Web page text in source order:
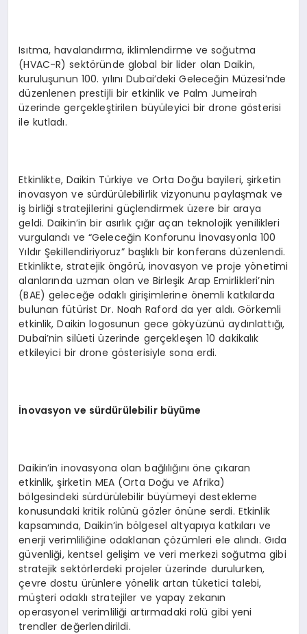
Isıtma, havalandırma, iklimlendirme ve soğutma
(HVAC-R) sektöründe global bir lider olan Daikin,
kuruluşunun 100. yılını Dubai’deki Geleceğin Müzesi’nde
düzenlenen prestijli bir etkinlik ve Palm Jumeirah
üzerinde gerçekleştirilen büyüleyici bir drone gösterisi
ile kutladı.
Etkinlikte, Daikin Türkiye ve Orta Doğu bayileri, şirketin
inovasyon ve sürdürülebilirlik vizyonunu paylaşmak ve
iş birliği stratejilerini güçlendirmek üzere bir araya
geldi. Daikin’in bir asırlık çığır açan teknolojik yenilikleri
vurgulandı ve “Geleceğin Konforunu İnovasyonla 100
Yıldır Şekillendiriyoruz” başlıklı bir konferans düzenlendi.
Etkinlikte, stratejik öngörü, inovasyon ve proje yönetimi
alanlarında uzman olan ve Birleşik Arap Emirlikleri’nin
(BAE) geleceğe odaklı girişimlerine önemli katkılarda
bulunan fütürist Dr. Noah Raford da yer aldı. Görkemli
etkinlik, Daikin logosunun gece gökyüzünü aydınlattığı,
Dubai’nin silüeti üzerinde gerçekleşen 10 dakikalık
etkileyici bir drone gösterisiyle sona erdi.
İnovasyon ve sürdürülebilir büyüme
Daikin’in inovasyona olan bağlılığını öne çıkaran
etkinlik, şirketin MEA (Orta Doğu ve Afrika)
bölgesindeki sürdürülebilir büyümeyi destekleme
konusundaki kritik rolünü gözler önüne serdi. Etkinlik
kapsamında, Daikin’in bölgesel altyapıya katkıları ve
enerji verimliliğine odaklanan çözümleri ele alındı. Gıda
güvenliği, kentsel gelişim ve veri merkezi soğutma gibi
stratejik sektörlerdeki projeler üzerinde durulurken,
çevre dostu ürünlere yönelik artan tüketici talebi,
müşteri odaklı stratejiler ve yapay zekanın
operasyonel verimliliği artırmadaki rolü gibi yeni
trendler değerlendirildi.